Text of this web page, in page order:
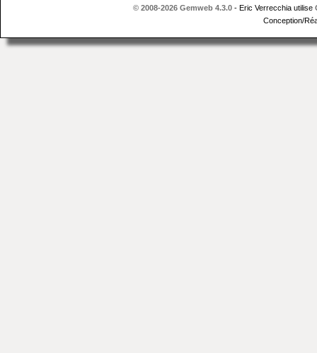
© 2008-2026 Gemweb 4.3.0- Eric Verrecchia utilise
Conception/